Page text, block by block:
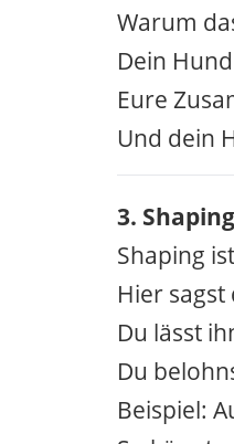
Warum
Dein
Eure
Und dein
3.
Shaping
Hier
Du lässt
Du
Beispiel: